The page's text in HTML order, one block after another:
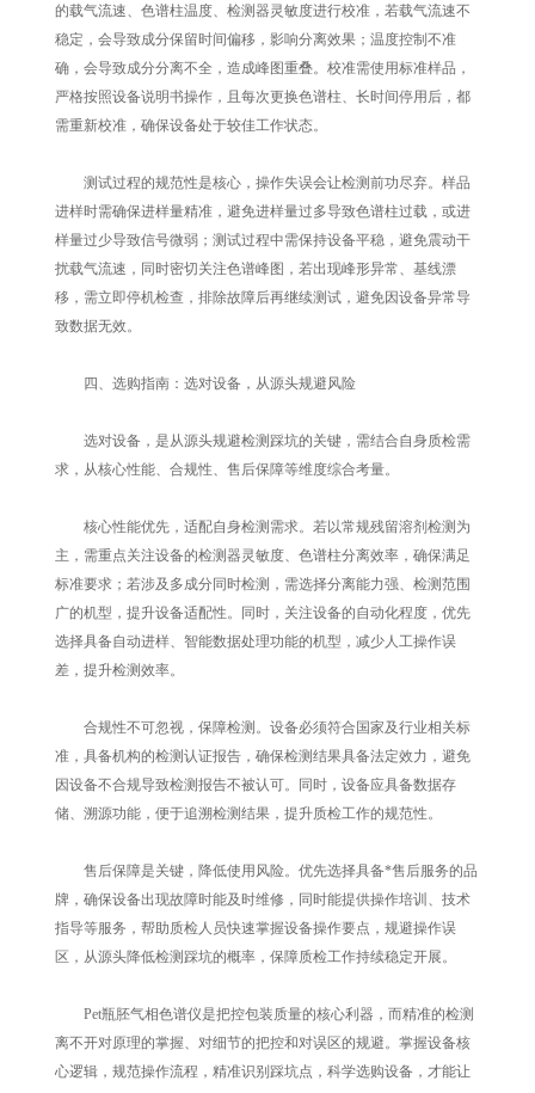
的载气流速、色谱柱温度、检测器灵敏度进行校准，若载气流速不
稳定，会导致成分保留时间偏移，影响分离效果；温度控制不准
确，会导致成分分离不全，造成峰图重叠。校准需使用标准样品，
严格按照设备说明书操作，且每次更换色谱柱、长时间停用后，都
需重新校准，确保设备处于较佳工作状态。
测试过程的规范性是核心，操作失误会让检测前功尽弃。样品
进样时需确保进样量精准，避免进样量过多导致色谱柱过载，或进
样量过少导致信号微弱；测试过程中需保持设备平稳，避免震动干
扰载气流速，同时密切关注色谱峰图，若出现峰形异常、基线漂
移，需立即停机检查，排除故障后再继续测试，避免因设备异常导
致数据无效。
四、选购指南：选对设备，从源头规避风险
选对设备，是从源头规避检测踩坑的关键，需结合自身质检需
求，从核心性能、合规性、售后保障等维度综合考量。
核心性能优先，适配自身检测需求。若以常规残留溶剂检测为
主，需重点关注设备的检测器灵敏度、色谱柱分离效率，确保满足
标准要求；若涉及多成分同时检测，需选择分离能力强、检测范围
广的机型，提升设备适配性。同时，关注设备的自动化程度，优先
选择具备自动进样、智能数据处理功能的机型，减少人工操作误
差，提升检测效率。
合规性不可忽视，保障检测。设备必须符合国家及行业相关标
准，具备机构的检测认证报告，确保检测结果具备法定效力，避免
因设备不合规导致检测报告不被认可。同时，设备应具备数据存
储、溯源功能，便于追溯检测结果，提升质检工作的规范性。
售后保障是关键，降低使用风险。优先选择具备*售后服务的品
牌，确保设备出现故障时能及时维修，同时能提供操作培训、技术
指导等服务，帮助质检人员快速掌握设备操作要点，规避操作误
区，从源头降低检测踩坑的概率，保障质检工作持续稳定开展。
Pet瓶胚气相色谱仪是把控包装质量的核心利器，而精准的检测
离不开对原理的掌握、对细节的把控和对误区的规避。掌握设备核
心逻辑，规范操作流程，精准识别踩坑点，科学选购设备，才能让